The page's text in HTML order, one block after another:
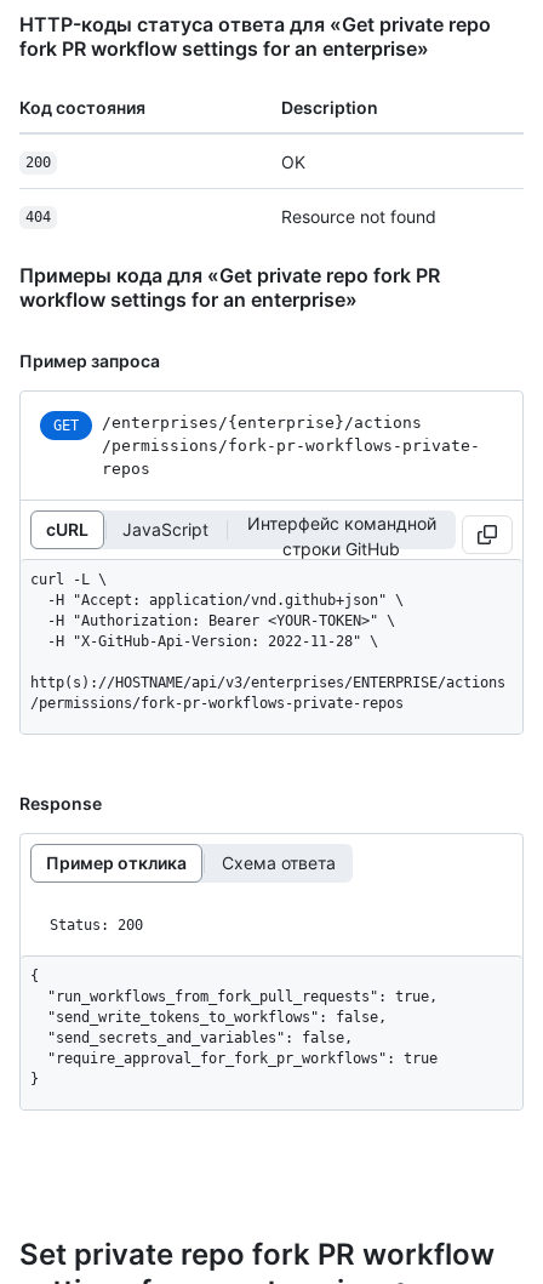
HTTP-коды статуса ответа для «Get private repo
fork PR workflow settings for an enterprise»
Код состояния Description
200 OK
404 Resource not found
Примеры кода для «Get private repo fork PR
workflow settings for an enterprise»
Пример запроса
GET /enterprises /{enterprise} /actions
/permissions /fork-pr-workflows-private-
repos
cURL JavaScript
Интерфейс командной
строки GitHub
curl -L \
http(s)://HOSTNAME/api/v3/enterprises/ENTERPRISE/actions
/permissions/fork-pr-workflows-private-repos
Response
Пример отклика Схема ответа
Status: 200
{
}
Set private repo fork PR workflow